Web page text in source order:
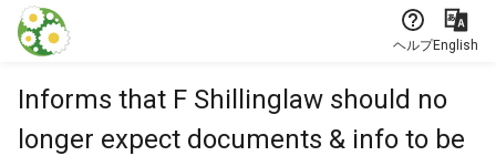
本文に飛ぶ
ヘルプEnglish
Informs that F Shillinglaw should no
longer expect documents & info to be